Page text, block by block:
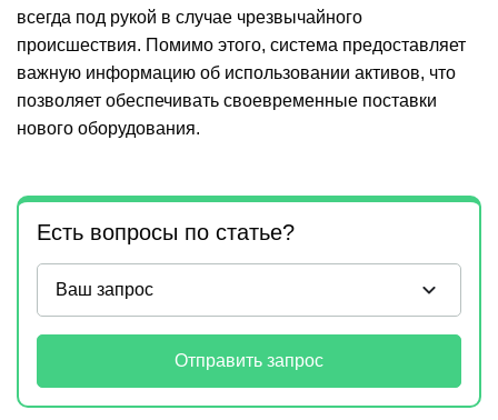
всегда под рукой в случае чрезвычайного
происшествия. Помимо этого, система предоставляет
важную информацию об использовании активов, что
позволяет обеспечивать своевременные поставки
нового оборудования.
Есть вопросы по статье?
Отправить запрос